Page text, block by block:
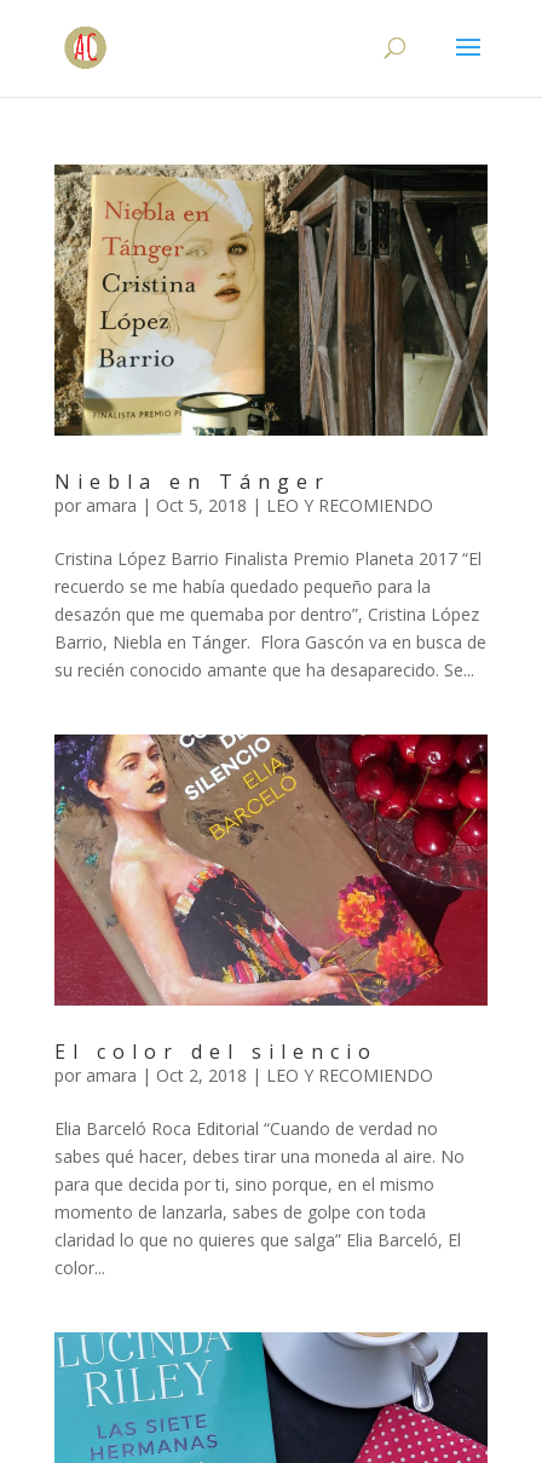
Niebla en Tánger
por amara | Oct 5, 2018 | LEO Y RECOMIENDO
Cristina López Barrio Finalista Premio Planeta 2017 “El
recuerdo se me había quedado pequeño para la
desazón que me quemaba por dentro”, Cristina López
Barrio, Niebla en Tánger. Flora Gascón va en busca de
su recién conocido amante que ha desaparecido. Se...
El color del silencio
por amara | Oct 2, 2018 | LEO Y RECOMIENDO
Elia Barceló Roca Editorial “Cuando de verdad no
sabes qué hacer, debes tirar una moneda al aire. No
para que decida por ti, sino porque, en el mismo
momento de lanzarla, sabes de golpe con toda
claridad lo que no quieres que salga” Elia Barceló, El
color...